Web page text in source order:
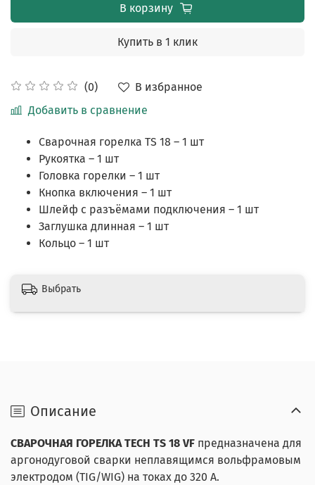
(0)
В избранное
Добавить в сравнение
В корзину
Купить в 1 клик
Сварочная горелка TS 18 – 1 шт
Рукоятка – 1 шт
Головка горелки – 1 шт
Кнопка включения – 1 шт
Шлейф с разъёмами подключения – 1 шт
Заглушка длинная – 1 шт
Кольцо – 1 шт
Выбрать
Описание
СВАРОЧНАЯ ГОРЕЛКА TECH TS 18 VF предназначена для
аргонодуговой сварки неплавящимся вольфрамовым
электродом (TIG/WIG) на токах до 320 А.